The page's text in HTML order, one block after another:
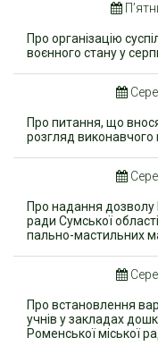
Про організацію
воєнного стану у
Про питання, що
розгляд виконавчого
Про надання дозволу
ради Сумської
пально-мастильних
Про встановлення
учнів у закладах
Роменської міської